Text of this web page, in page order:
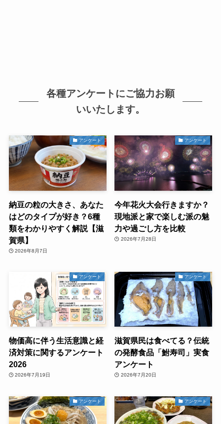
各種アンケートにご協力お願
いいたします。
アンケート
納豆の粒の大きさ、あなた
はどのタイプが好き？6種
類をわかりやすく解説【滋
賀県】
2026年8月7日
アンケート
今年花火大会行きますか？
現地派と家で楽しむ派の魅
力や過ごし方を比較
2026年7月28日
アンケート
物価高に伴う生活意識と経
済対策に関するアンケート
2026
2026年7月19日
アンケート
滋賀県民は食べてる？伝統
の発酵食品「鮒寿司」実食
アンケート
2026年7月20日
アンケート アンケート